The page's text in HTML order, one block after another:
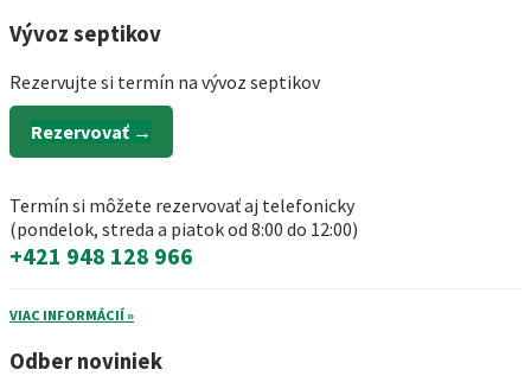
Vývoz septikov
Rezervujte si termín na vývoz septikov
Rezervovať →
Termín si môžete rezervovať aj telefonicky
(pondelok, streda a piatok od 8:00 do 12:00)
+421 948 128 966
VIAC INFORMÁCIÍ »
Odber noviniek